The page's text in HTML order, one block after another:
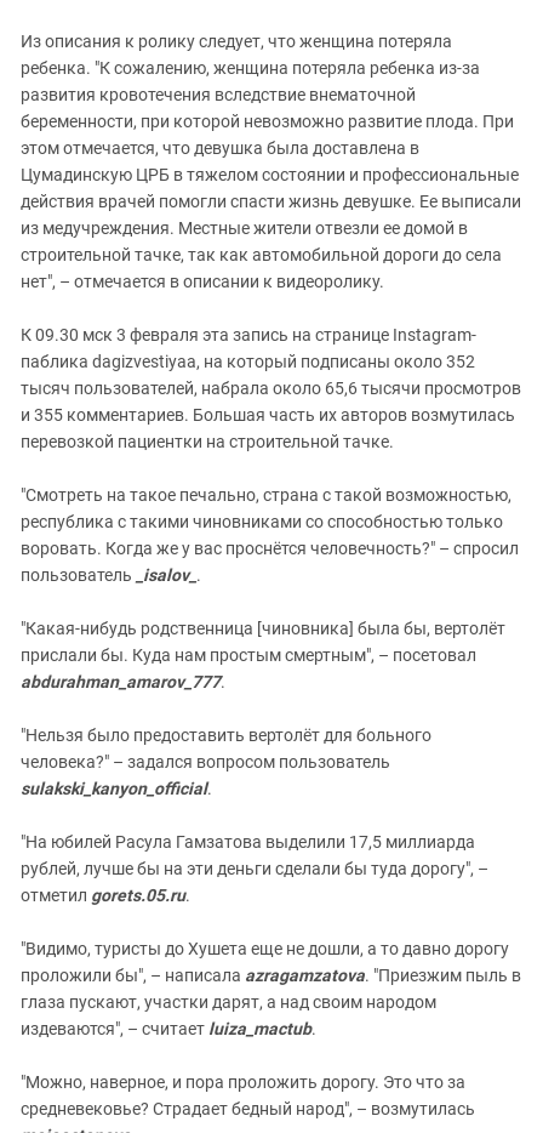
Из описания к ролику следует, что женщина потеряла
ребенка. "К сожалению, женщина потеряла ребенка из-за
развития кровотечения вследствие внематочной
беременности, при которой невозможно развитие плода. При
этом отмечается, что девушка была доставлена в
Цумадинскую ЦРБ в тяжелом состоянии и профессиональные
действия врачей помогли спасти жизнь девушке. Ее выписали
из медучреждения. Местные жители отвезли ее домой в
строительной тачке, так как автомобильной дороги до села
нет", – отмечается в описании к видеоролику.
К 09.30 мск 3 февраля эта запись на странице Instagram-
паблика dagizvestiyaa, на который подписаны около 352
тысяч пользователей, набрала около 65,6 тысячи просмотров
и 355 комментариев. Большая часть их авторов возмутилась
перевозкой пациентки на строительной тачке.
"Смотреть на такое печально, страна с такой возможностью,
республика с такими чиновниками со способностью только
воровать. Когда же у вас проснётся человечность?" – спросил
пользователь
_isalov_ .
"Какая-нибудь родственница [чиновника] была бы, вертолёт
прислали бы. Куда нам простым смертным", – посетовал
abdurahman_amarov_777.
"Нельзя было предоставить вертолёт для больного
человека?" – задался вопросом пользователь
sulakski_kanyon_official.
"На юбилей Расула Гамзатова выделили 17,5 миллиарда
рублей, лучше бы на эти деньги сделали бы туда дорогу", –
отметил gorets.05.ru.
"Видимо, туристы до Хушета еще не дошли, а то давно дорогу
проложили бы", – написала azragamzatova. "Приезжим пыль в
глаза пускают, участки дарят, а над своим народом
издеваются", – считает luiza_mactub.
"Можно, наверное, и пора проложить дорогу. Это что за
средневековье? Страдает бедный народ", – возмутилась